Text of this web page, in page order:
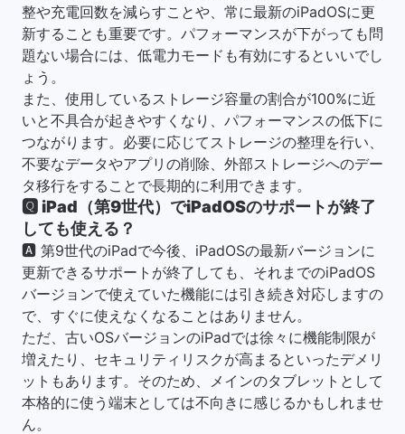
整や充電回数を減らすことや、常に最新のiPadOSに更
新することも重要です。パフォーマンスが下がっても問
題ない場合には、低電力モードも有効にするといいでし
ょう。
また、使用しているストレージ容量の割合が100%に近
いと不具合が起きやすくなり、パフォーマンスの低下に
つながります。必要に応じてストレージの整理を行い、
不要なデータやアプリの削除、外部ストレージへのデー
タ移行をすることで長期的に利用できます。
🆀 iPad（第9世代）でiPadOSのサポートが終了
しても使える？
🅰 第9世代のiPadで今後、iPadOSの最新バージョンに
更新できるサポートが終了しても、それまでのiPadOS
バージョンで使えていた機能には引き続き対応しますの
で、すぐに使えなくなることはありません。
ただ、古いOSバージョンのiPadでは徐々に機能制限が
増えたり、セキュリティリスクが高まるといったデメリ
ットもあります。そのため、メインのタブレットとして
本格的に使う端末としては不向きに感じるかもしれませ
ん。